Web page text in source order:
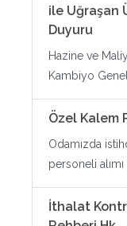
ile Uğraşan
Duyuru
Hazine ve
Kambiyo
Özel Kalem
Odamızda
personeli alımı
İthalat